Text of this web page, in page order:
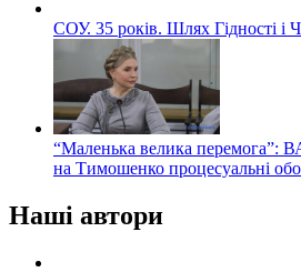
СОУ. 35 років. Шлях Гідності і
“Маленька велика перемога”:
на Тимошенко процесуальні
Наші автори